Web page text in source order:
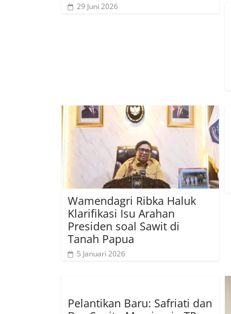
29 Juni 2026
Wamendagri Ribka Haluk
Klarifikasi Isu Arahan
Presiden soal Sawit di
Tanah Papua
5 Januari 2026
Pelantikan Baru: Safriati dan